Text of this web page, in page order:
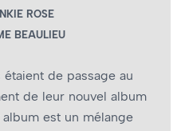
ROSE
BEAULIEU
étaient de passage au
de leur nouvel album
album est un mélange